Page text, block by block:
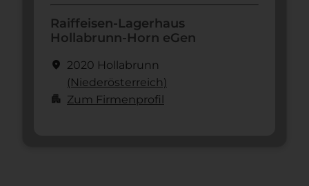
Raiffeisen-Lagerhaus
Hollabrunn-Horn eGen
location_on 2020 Hollabrunn
(Nieder­österreich)
apartment Zum Firmenprofil